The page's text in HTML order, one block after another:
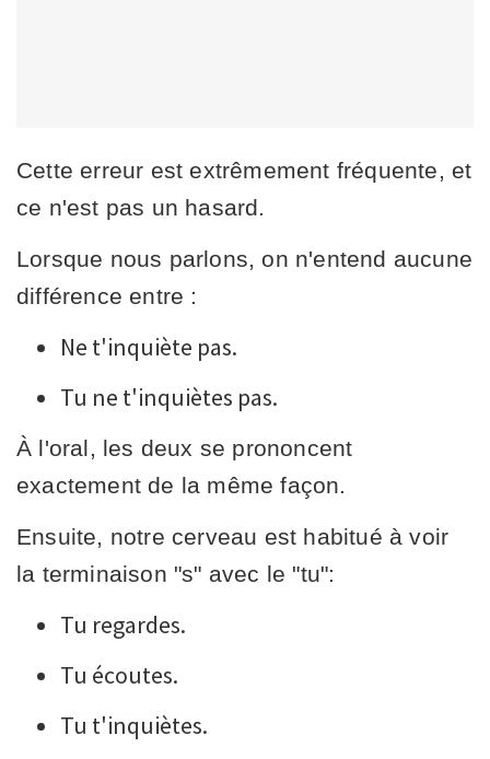
Cette erreur est extrêmement fréquente, et
ce n'est pas un hasard.
Lorsque nous parlons, on n'entend aucune
différence entre :
Ne t'inquiète pas.
Tu ne t'inquiètes pas.
À l'oral, les deux se prononcent
exactement de la même façon.
Ensuite, notre cerveau est habitué à voir
la terminaison "s" avec le "tu":
Tu regardes.
Tu écoutes.
Tu t'inquiètes.